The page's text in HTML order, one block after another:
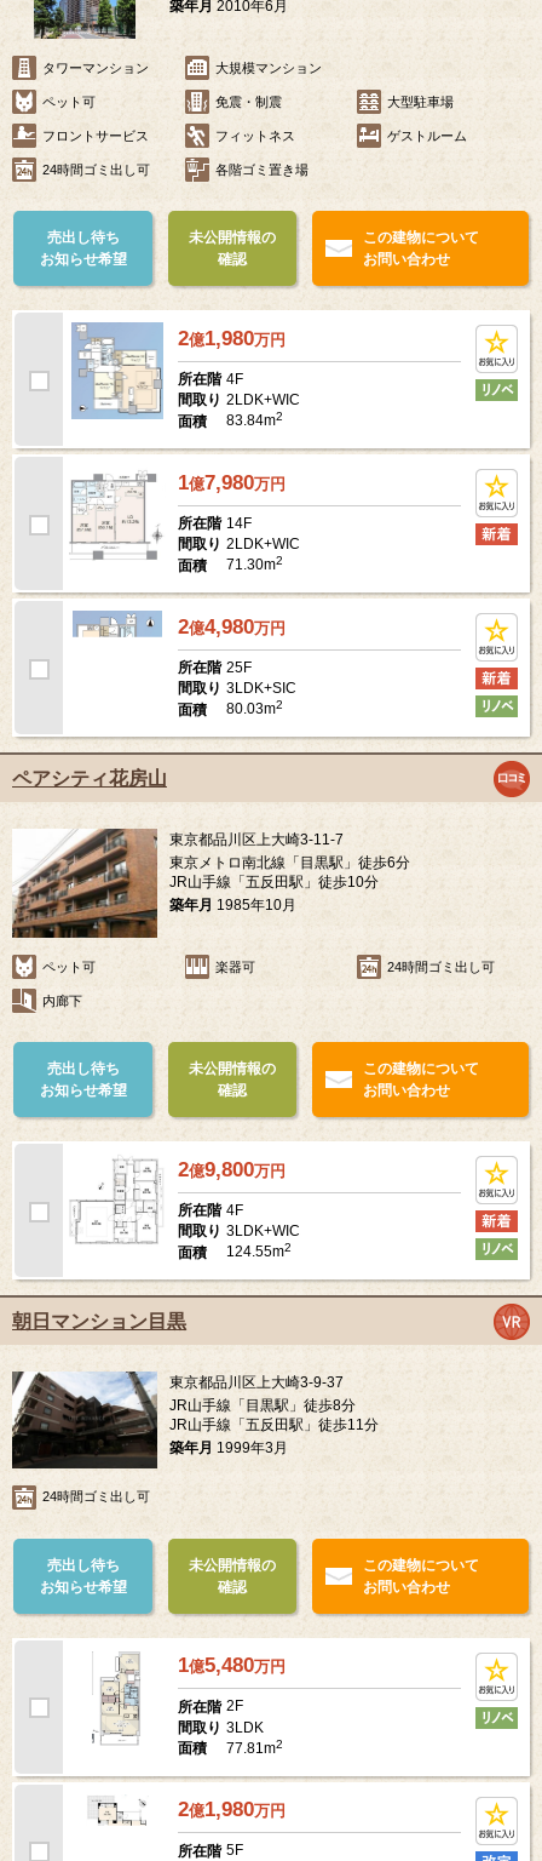
築年月 2010年6月
タワーマンション 大規模マンション
ペット可 免震・制震 大型駐車場
フロントサービス フィットネス ゲストルーム
24時間ゴミ出し可 各階ゴミ置き場
売出し待ち
お知らせ希望
未公開情報の
確認
この建物について
お問い合わせ
2億1,980万円
所在階 4F
間取り 2LDK+WIC
面積
83.84m2
1億7,980万円
所在階 14F
間取り 2LDK+WIC
面積
71.30m2
2億4,980万円
所在階 25F
間取り 3LDK+SIC
面積
80.03m2
ペアシティ花房山
東京都品川区上大崎3-11-7
東京メトロ南北線「目黒駅」徒歩6分
JR山手線「五反田駅」徒歩10分
築年月 1985年10月
ペット可 楽器可 24時間ゴミ出し可
内廊下
売出し待ち
お知らせ希望
未公開情報の
確認
この建物について
お問い合わせ
2億9,800万円
所在階 4F
間取り 3LDK+WIC
面積
124.55m2
朝日マンション目黒
東京都品川区上大崎3-9-37
JR山手線「目黒駅」徒歩8分
JR山手線「五反田駅」徒歩11分
築年月 1999年3月
24時間ゴミ出し可
売出し待ち
お知らせ希望
未公開情報の
確認
この建物について
お問い合わせ
1億5,480万円
所在階 2F
間取り 3LDK
面積
77.81m2
2億1,980万円
所在階 5F